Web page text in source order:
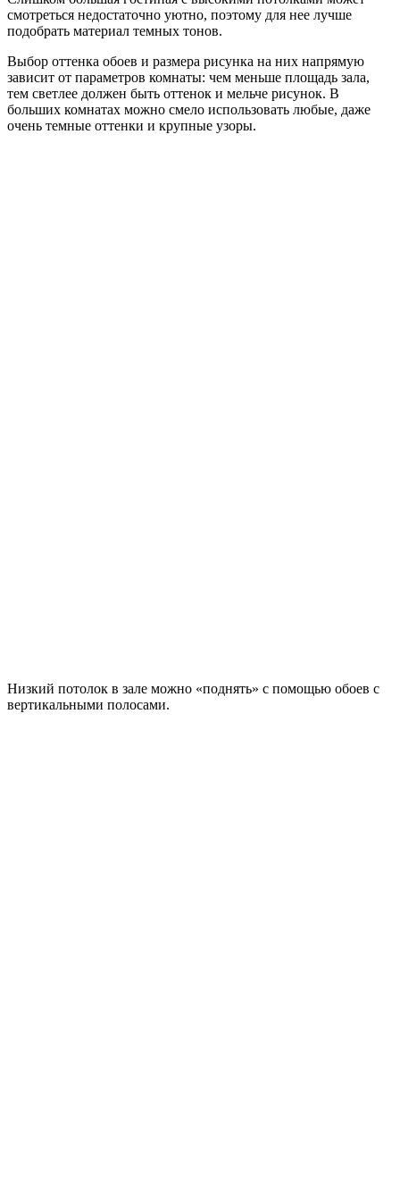
смотреться недостаточно уютно, поэтому для нее лучше
подобрать материал темных тонов.
Выбор оттенка обоев и размера рисунка на них напрямую
зависит от параметров комнаты: чем меньше площадь зала,
тем светлее должен быть оттенок и мельче рисунок. В
больших комнатах можно смело использовать любые, даже
очень темные оттенки и крупные узоры.
Низкий потолок в зале можно «поднять» с помощью обоев с
вертикальными полосами.